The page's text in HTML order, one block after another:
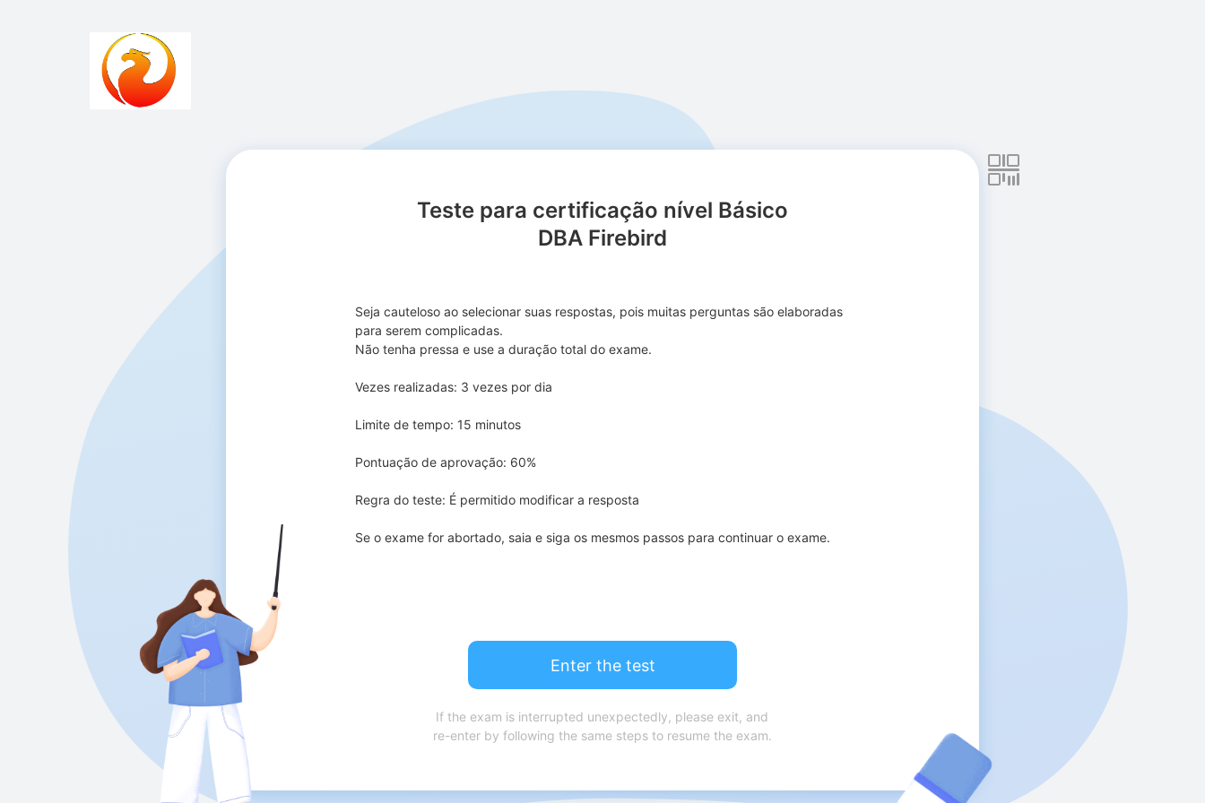
Teste para certificação nível Básico
DBA Firebird
Seja cauteloso ao selecionar suas respostas, pois muitas perguntas são elaboradas
para serem complicadas.
Não tenha pressa e use a duração total do exame.
Vezes realizadas: 3 vezes por dia
Limite de tempo: 15 minutos
Pontuação de aprovação: 60%
Regra do teste: É permitido modificar a resposta
Se o exame for abortado, saia e siga os mesmos passos para continuar o exame.
Enter the test
If the exam is interrupted unexpectedly, please exit, and
re-enter by following the same steps to resume the exam.